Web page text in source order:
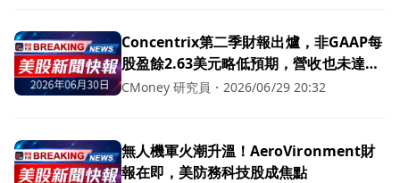
Concentrix第二季財報出爐，非GAAP每
股盈餘2.63美元略低預期，營收也未達
標！
CMoney 研究員 ・ 2026/06/29 20:32
無人機軍火潮升溫！AeroVironment財
報在即，美防務科技股成焦點